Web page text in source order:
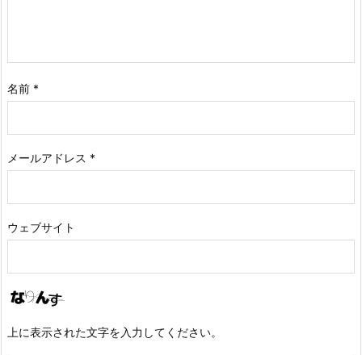
名前 *
メールアドレス *
ウェブサイト
上に表示された文字を入力してください。